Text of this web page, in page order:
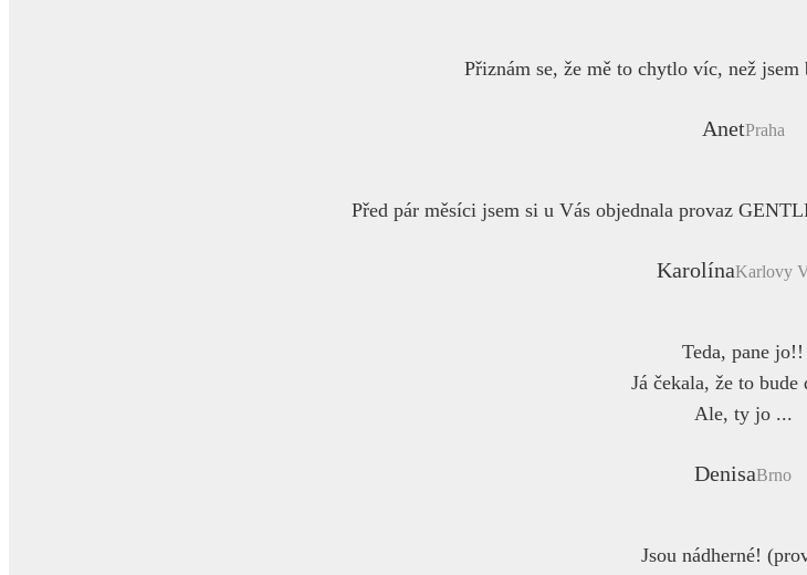
Přiznám se, že mě to chytlo víc, než
AnetPraha
Před pár měsíci jsem si u Vás objednala provaz
KarolínaKarlovy
Teda, pane jo!!
Já čekala, že to bude
Ale, ty jo ...
DenisaBrno
Jsou nádherné!